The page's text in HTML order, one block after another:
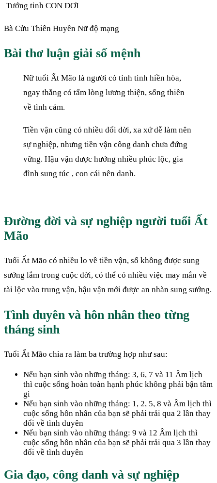
Tướng tinh CON DƠI
Bà Cửu Thiên Huyền Nữ độ mạng
Bài thơ luận giải số mệnh
Nữ tuổi Ất Mão là người có tính tình hiền hòa,
ngay thẳng có tấm lòng lương thiện, sống thiên
về tình cảm.
Tiền vận cũng có nhiều đổi dời, xa xứ dễ làm nên
sự nghiệp, nhưng tiền vận công danh chưa đứng
vững. Hậu vận được hưởng nhiều phúc lộc, gia
đình sung túc , con cái nên danh.
Đường đời và sự nghiệp người tuổi Ất
Mão
Tuổi Ất Mão có nhiều lo về tiền vận, số không được sung
sướng lắm trong cuộc đời, có thể có nhiều việc may mắn về
tài lộc vào trung vận, hậu vận mới được an nhàn sung sướng.
Tình duyên và hôn nhân theo từng
tháng sinh
Tuổi Ất Mão chia ra làm ba trường hợp như sau:
Nếu bạn sinh vào những tháng: 3, 6, 7 và 11 Âm lịch
thì cuộc sống hoàn toàn hạnh phúc không phải bận tâm
gì
Nếu bạn sinh vào những tháng: 1, 2, 5, 8 và Âm lịch thì
cuộc sống hôn nhân của bạn sẽ phải trải qua 2 lần thay
đổi về tình duyên
Nếu bạn sinh vào những tháng: 9 và 12 Âm lịch thì
cuộc sống hôn nhân của bạn sẽ phải trải qua 3 lần thay
đổi về tình duyên
Gia đạo, công danh và sự nghiệp